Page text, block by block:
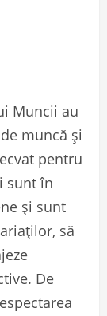
Muncii au
muncă și
pentru
sunt în
și sunt
să
De